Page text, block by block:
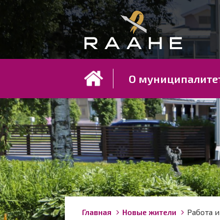
О
Строка
You
Главная Новые жители Работа